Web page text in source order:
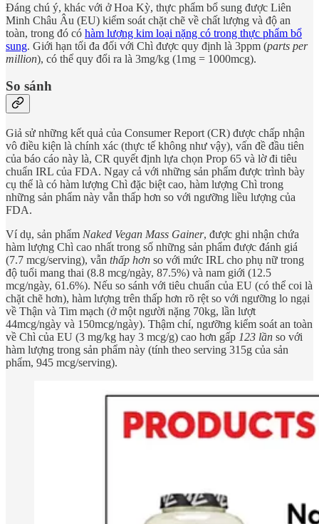
Đáng chú ý, khác với ở Hoa Kỳ, thực phẩm bổ sung được Liên
Minh Châu Âu (EU) kiểm soát chặt chẽ về chất lượng và độ an
toàn, trong đó có hàm lượng kim loại nặng có trong thực phẩm bổ
sung. Giới hạn tối đa đối với Chì được quy định là 3ppm (parts per
million), có thể quy đổi ra là 3mg/kg (1mg = 1000mcg).
So sánh
Giả sử những kết quả của Consumer Report (CR) được chấp nhận
vô điều kiện là chính xác (thực tế không như vậy), vấn đề đầu tiên
của báo cáo này là, CR quyết định lựa chọn Prop 65 và lờ đi tiêu
chuẩn IRL của FDA. Ngay cả với những sản phẩm được trình bày
cụ thể là có hàm lượng Chì đặc biệt cao, hàm lượng Chì trong
những sản phẩm này vẫn thấp hơn so với ngưỡng liều lượng của
FDA.
Ví dụ, sản phẩm Naked Vegan Mass Gainer, được ghi nhận chứa
hàm lượng Chì cao nhất trong số những sản phẩm được đánh giá
(7.7 mcg/serving), vẫn thấp hơn so với mức IRL cho phụ nữ trong
độ tuổi mang thai (8.8 mcg/ngày, 87.5%) và nam giới (12.5
mcg/ngày, 61.6%). Nếu so sánh với tiêu chuẩn của EU (có thể coi là
chặt chẽ hơn), hàm lượng trên thấp hơn rõ rệt so với ngưỡng lo ngại
về Thận và Tim mạch (ở một người nặng 70kg, lần lượt
44mcg/ngày và 150mcg/ngày). Thậm chí, ngưỡng kiểm soát an toàn
về Chì của EU (3 mg/kg hay 3 mcg/g) cao hơn gấp 123 lần so với
hàm lượng trong sản phẩm này (tính theo serving 315g của sản
phẩm, 945 mcg/serving).